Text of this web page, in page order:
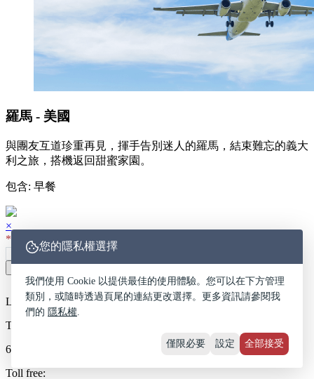
羅馬 - 美國
與團友互道珍重再見，揮手告別迷人的羅馬，結束難忘的義大
利之旅，搭機返回甜蜜家園。
包含: 早餐
×
* 電子郵件地址:
Share
Call us to make your booking
Los Angeles
Tel:
626-289-1010
Toll free:
您的隱私權選擇
我們使用 Cookie 以提供最佳的使用體驗。您可以在下方管理
類別，或隨時透過頁尾的連結更改選擇。更多資訊請參閱我
們的 隱私權.
僅限必要 設定 全部接受